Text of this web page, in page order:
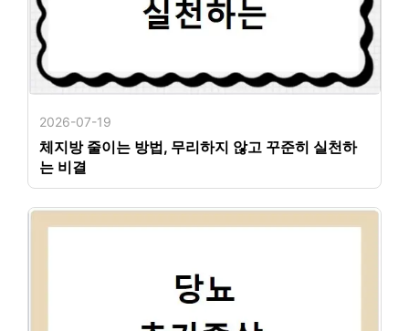
2026-07-19
체지방 줄이는 방법, 무리하지 않고 꾸준히 실천하
는 비결